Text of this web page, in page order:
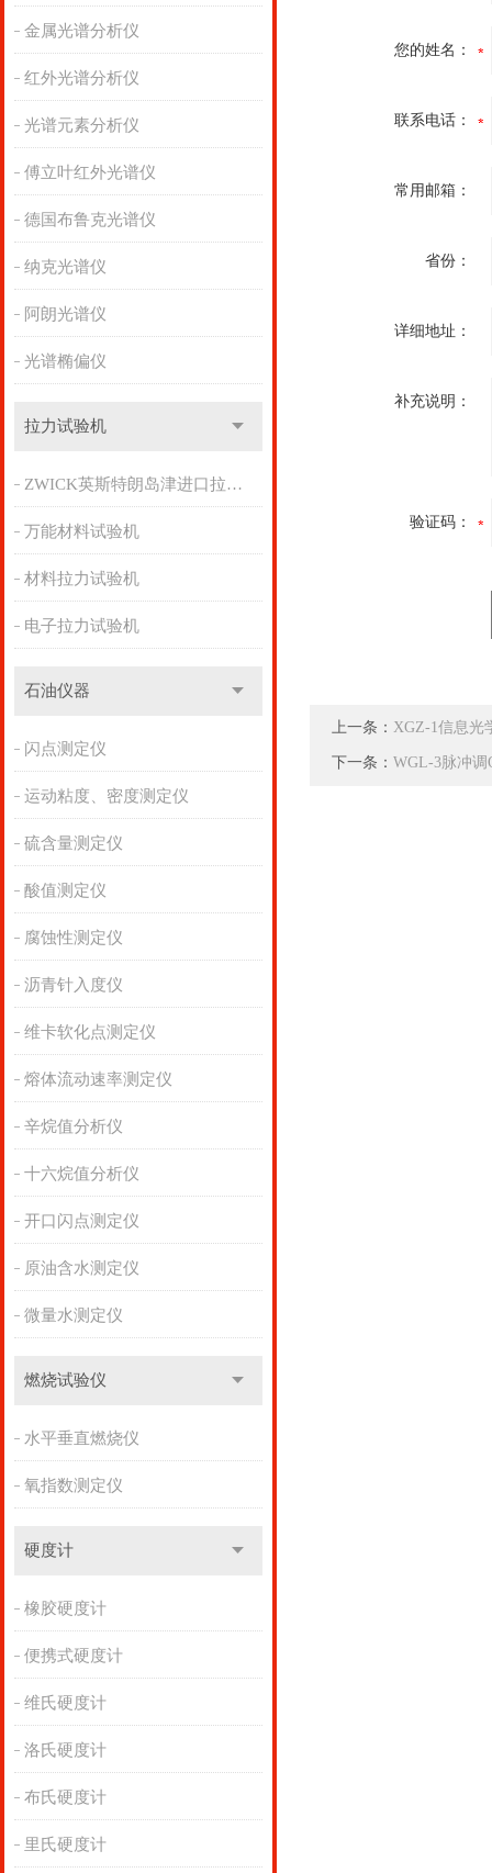
金属光谱分析仪
红外光谱分析仪
光谱元素分析仪
傅立叶红外光谱仪
德国布鲁克光谱仪
纳克光谱仪
阿朗光谱仪
光谱椭偏仪
拉力试验机
ZWICK英斯特朗岛津进口拉力机
万能材料试验机
材料拉力试验机
电子拉力试验机
石油仪器
闪点测定仪
运动粘度、密度测定仪
硫含量测定仪
酸值测定仪
腐蚀性测定仪
沥青针入度仪
维卡软化点测定仪
熔体流动速率测定仪
辛烷值分析仪
十六烷值分析仪
开口闪点测定仪
原油含水测定仪
微量水测定仪
燃烧试验仪
水平垂直燃烧仪
氧指数测定仪
硬度计
橡胶硬度计
便携式硬度计
维氏硬度计
洛氏硬度计
布氏硬度计
里氏硬度计
您的姓名：
联系电话：
常用邮箱：
省份：
详细地址：
补充说明：
验证码：
上一条： XGZ-1信息光
下一条： WGL-3脉冲